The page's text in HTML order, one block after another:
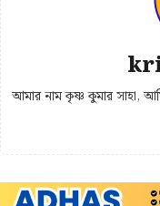
আমার নাম কৃষ্ণ কুমার সাহা,